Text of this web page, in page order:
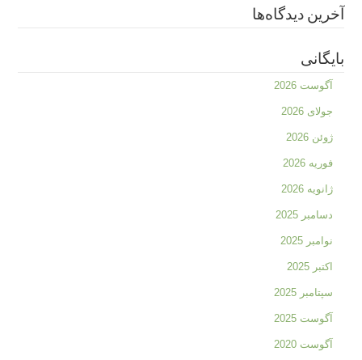
آخرین دیدگاه‌ها
بایگانی
آگوست 2026
جولای 2026
ژوئن 2026
فوریه 2026
ژانویه 2026
دسامبر 2025
نوامبر 2025
اکتبر 2025
سپتامبر 2025
آگوست 2025
آگوست 2020